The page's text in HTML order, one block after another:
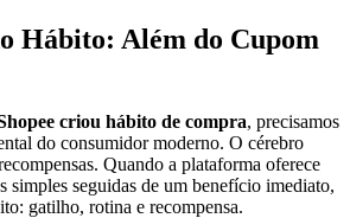
Hábito: Além do Cupom
criou hábito de compra, precisamos
do consumidor moderno. O cérebro
Quando a plataforma oferece
simples seguidas de um benefício imediato,
gatilho, rotina e recompensa.